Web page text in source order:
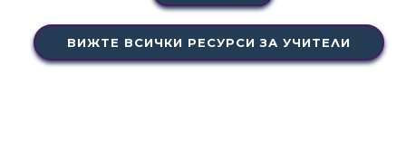
ВИЖТЕ ВСИЧКИ РЕСУРСИ ЗА УЧИТЕЛИ